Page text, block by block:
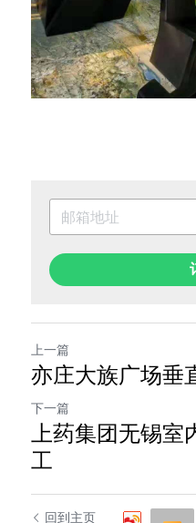
上一篇
亦庄大族广场垂
下一篇
上药集团无锡室
工
回到主页